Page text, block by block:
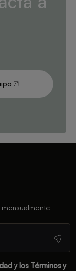
y los Términos y